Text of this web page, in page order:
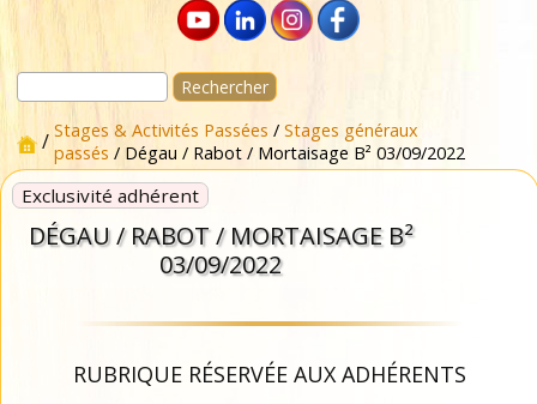
Rechercher :
/ Stages & Activités Passées / Stages généraux
passés / Dégau / Rabot / Mortaisage B² 03/09/2022
Exclusivité adhérent
DÉGAU / RABOT / MORTAISAGE B²
03/09/2022
RUBRIQUE RÉSERVÉE AUX ADHÉRENTS